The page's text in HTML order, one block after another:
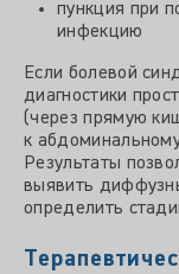
пункция при
инфекцию
Если болевой
диагностики
(через прямую
к
Результаты
выявить
определить